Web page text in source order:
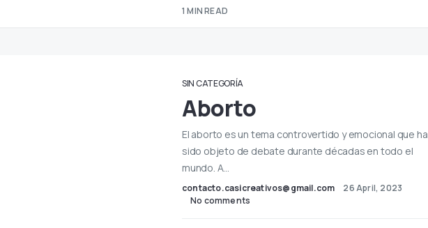
1 MIN READ
SIN CATEGORÍA
Aborto
El aborto es un tema controvertido y emocional que ha
sido objeto de debate durante décadas en todo el
mundo. A…
contacto.casicreativos@gmail.com
26 April, 2023
No comments